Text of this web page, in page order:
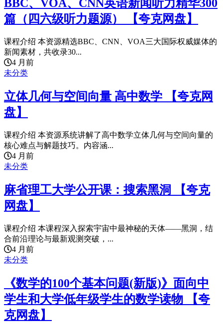
BBC、VOA、CNN英语新闻听力精华300
篇（四六级听力题源） 【夸克网盘】
课程介绍 本资源精选BBC、CNN、VOA三大国际权威媒体的
新闻素材，共收录30...
4 月前
未分类
立体几何与空间向量 高中数学 【夸克网
盘】
课程介绍 本资源系统讲解了高中数学立体几何与空间向量的
核心难点与解题技巧。内容涵...
4 月前
未分类
麻省理工大学公开课：搜索黑洞 【夸克
网盘】
课程介绍 本课程深入探索宇宙中最神秘的天体——黑洞，结
合前沿理论与最新观测突破，...
4 月前
未分类
《数学的100个基本问题(新版)》面向中
学生和大学低年级学生的数学读物 【夸
克网盘】